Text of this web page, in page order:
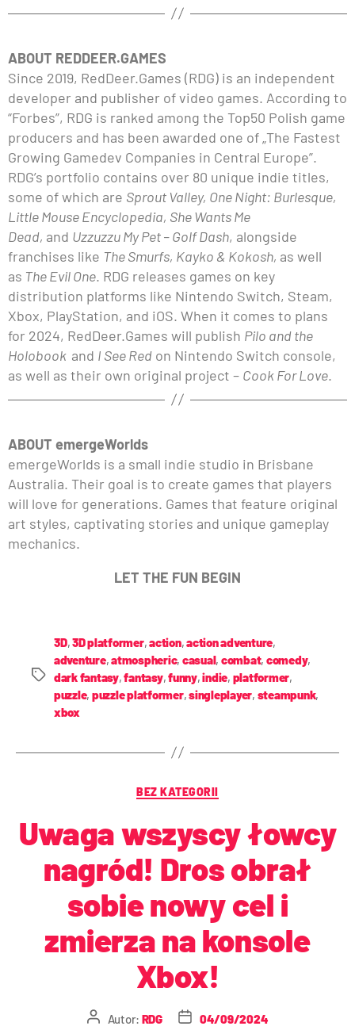
ABOUT REDDEER.GAMES
Since 2019, RedDeer.Games (RDG) is an independent
developer and publisher of video games. According to
“Forbes”, RDG is ranked among the Top50 Polish game
producers and has been awarded one of „The Fastest
Growing Gamedev Companies in Central Europe”.
RDG’s portfolio contains over 80 unique indie titles,
some of which are Sprout Valley, One Night: Burlesque,
Little Mouse Encyclopedia, She Wants Me
Dead, and Uzzuzzu My Pet – Golf Dash, alongside
franchises like The Smurfs, Kayko & Kokosh, as well
as The Evil One. RDG releases games on key
distribution platforms like Nintendo Switch, Steam,
Xbox, PlayStation, and iOS. When it comes to plans
for 2024, RedDeer.Games will publish Pilo and the
Holobook and I See Red on Nintendo Switch console,
as well as their own original project – Cook For Love.
ABOUT emergeWorlds
emergeWorlds is a small indie studio in Brisbane
Australia. Their goal is to create games that players
will love for generations. Games that feature original
art styles, captivating stories and unique gameplay
mechanics.
LET THE FUN BEGIN
3D,3D platformer,action,action adventure,
adventure,atmospheric, casual, combat, comedy,
dark fantasy,fantasy,funny,indie, platformer,
puzzle, puzzle platformer,singleplayer, steampunk,
xbox
BEZ KATEGORII
Uwaga wszyscy łowcy
nagród! Dros obrał
sobie nowy cel i
zmierza na konsole
Xbox!
Autor: RDG 04/09/2024